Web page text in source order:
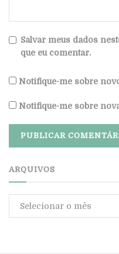
Salvar meus dados
que eu comentar.
Notifique-me sobre
Notifique-me sobre
ARQUIVOS